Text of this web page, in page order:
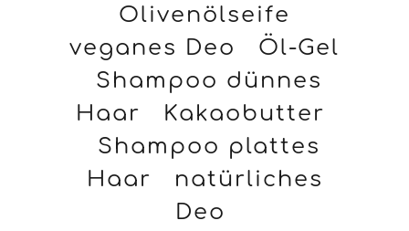
Olivenölseife
veganes Deo
Öl-Gel
Shampoo dünnes
Haar
Kakaobutter
Shampoo plattes
Haar
natürliches
Deo